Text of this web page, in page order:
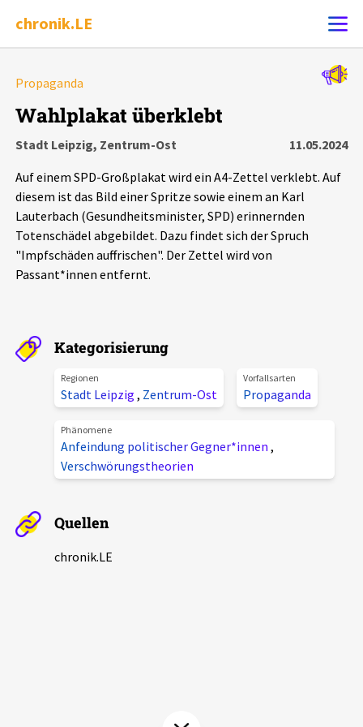
chronik.LE
Chronik
Dossiers
Leipziger Zustände
Phänomene
Aktuelles
Alle Beiträge
Veranstaltungen
Podcasts
Über uns
Projektbeschreibung
Kontakt
Propaganda
Wahlplakat überklebt
Stadt Leipzig, Zentrum-Ost
11.05.2024
Auf einem SPD-Großplakat wird ein A4-Zettel verklebt. Auf
diesem ist das Bild einer Spritze sowie einem an Karl
Lauterbach (Gesundheitsminister, SPD) erinnernden
Totenschädel abgebildet. Dazu findet sich der Spruch
"Impfschäden auffrischen". Der Zettel wird von
Passant*innen entfernt.
Kategorisierung
Regionen
Stadt Leipzig , Zentrum-Ost
Vorfallsarten
Propaganda
Phänomene
Anfeindung politischer Gegner*innen ,
Verschwörungstheorien
Quellen
chronik.LE
Alle Ereignisse
Ereignisse
Ereignisse
Exportieren Filter Erklärungen